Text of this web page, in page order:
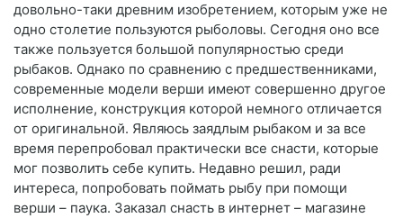
довольно-таки древним изобретением, которым уже не
одно столетие пользуются рыболовы. Сегодня оно все
также пользуется большой популярностью среди
рыбаков. Однако по сравнению с предшественниками,
современные модели верши имеют совершенно другое
исполнение, конструкция которой немного отличается
от оригинальной. Являюсь заядлым рыбаком и за все
время перепробовал практически все снасти, которые
мог позволить себе купить. Недавно решил, ради
интереса, попробовать поймать рыбу при помощи
верши – паука. Заказал снасть в интернет – магазине